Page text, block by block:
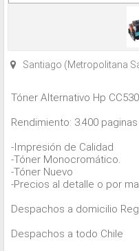
Santiago (Metropolitana
Tóner Alternativo Hp
Rendimiento: 3.400
-Impresión de Calidad
-Tóner Monocromático.
-Tóner Nuevo
-Precios al detalle o por
Despachos a domicilio
Despachos a todo Chile